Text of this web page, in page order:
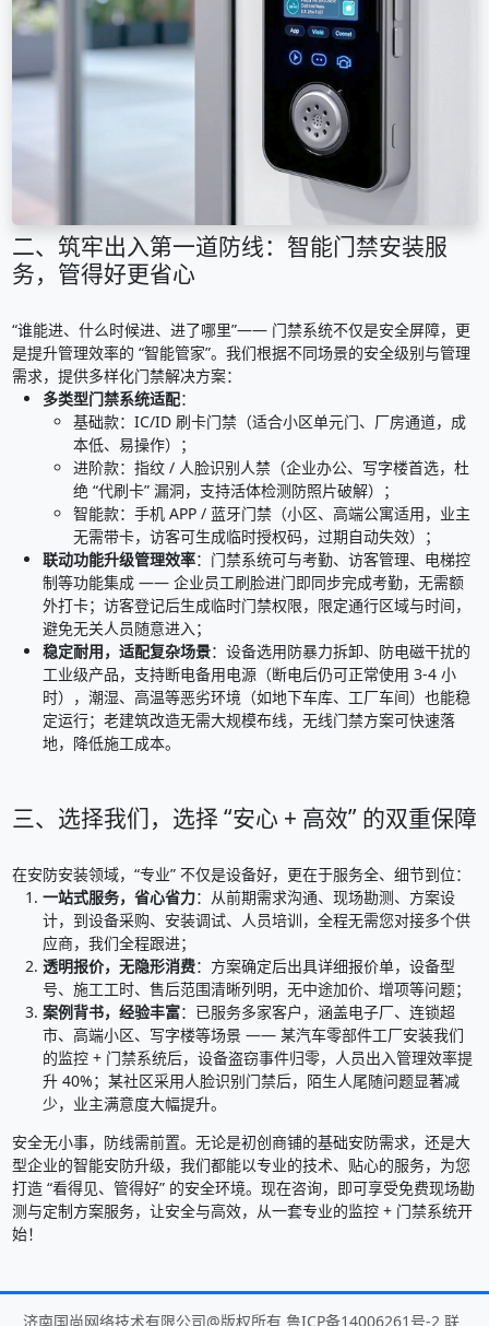
二、筑牢出入第一道防线：智能门禁安装服
务，管得好更省心
“谁能进、什么时候进、进了哪里”—— 门禁系统不仅是安全屏障，更
是提升管理效率的 “智能管家”。我们根据不同场景的安全级别与管理
需求，提供多样化门禁解决方案：
多类型门禁系统适配：
基础款：IC/ID 刷卡门禁（适合小区单元门、厂房通道，成
本低、易操作）；
进阶款：指纹 / 人脸识别人禁（企业办公、写字楼首选，杜
绝 “代刷卡” 漏洞，支持活体检测防照片破解）；
智能款：手机 APP / 蓝牙门禁（小区、高端公寓适用，业主
无需带卡，访客可生成临时授权码，过期自动失效）；
联动功能升级管理效率：门禁系统可与考勤、访客管理、电梯控
制等功能集成 —— 企业员工刷脸进门即同步完成考勤，无需额
外打卡；访客登记后生成临时门禁权限，限定通行区域与时间，
避免无关人员随意进入；
稳定耐用，适配复杂场景：设备选用防暴力拆卸、防电磁干扰的
工业级产品，支持断电备用电源（断电后仍可正常使用 3-4 小
时），潮湿、高温等恶劣环境（如地下车库、工厂车间）也能稳
定运行；老建筑改造无需大规模布线，无线门禁方案可快速落
地，降低施工成本。
三、选择我们，选择 “安心 + 高效” 的双重保障
在安防安装领域，“专业” 不仅是设备好，更在于服务全、细节到位：
一站式服务，省心省力：从前期需求沟通、现场勘测、方案设
计，到设备采购、安装调试、人员培训，全程无需您对接多个供
应商，我们全程跟进；
透明报价，无隐形消费：方案确定后出具详细报价单，设备型
号、施工工时、售后范围清晰列明，无中途加价、增项等问题；
案例背书，经验丰富：已服务多家客户，涵盖电子厂、连锁超
市、高端小区、写字楼等场景 —— 某汽车零部件工厂安装我们
的监控 + 门禁系统后，设备盗窃事件归零，人员出入管理效率提
升 40%；某社区采用人脸识别门禁后，陌生人尾随问题显著减
少，业主满意度大幅提升。
安全无小事，防线需前置。无论是初创商铺的基础安防需求，还是大
型企业的智能安防升级，我们都能以专业的技术、贴心的服务，为您
打造 “看得见、管得好” 的安全环境。现在咨询，即可享受免费现场勘
测与定制方案服务，让安全与高效，从一套专业的监控 + 门禁系统开
始！
济南国尚网络技术有限公司@版权所有 鲁ICP备14006261号-2 联